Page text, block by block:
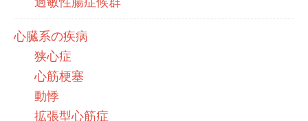
心臓系の疾病
狭心症
心筋梗塞
動悸
拡張型心筋症